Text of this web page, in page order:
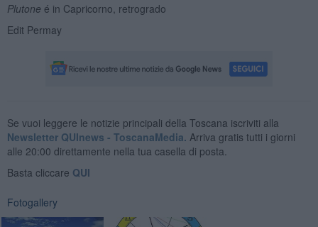
Plutone é in Capricorno, retrogrado
Edit Permay
Se vuoi leggere le notizie principali della Toscana iscriviti alla
Newsletter QUInews - ToscanaMedia. Arriva gratis tutti i giorni
alle 20:00 direttamente nella tua casella di posta.
Basta cliccare QUI
Fotogallery